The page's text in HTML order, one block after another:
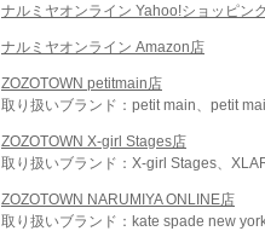
ナルミヤオンライン Yahoo!ショッピン
ナルミヤオンライン Amazon店
ZOZOTOWN petitmain店
取り扱いブランド：petit main、petit
ZOZOTOWN X-girl Stages店
取り扱いブランド：X-girl Stages、
ZOZOTOWN NARUMIYA ONLINE店
取り扱いブランド：kate spade new